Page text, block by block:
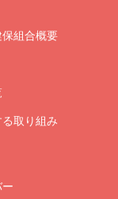
保組合概要
取り組み